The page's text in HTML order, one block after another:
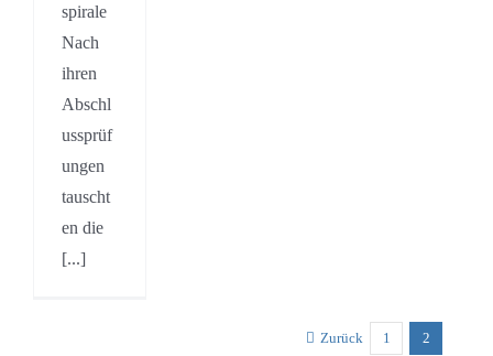
spirale
Nach
ihren
Abschl
ussprüf
ungen
tauscht
en die
[...]
Zurück 1 2